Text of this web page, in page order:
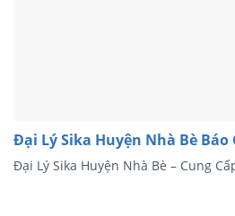
Đại Lý Sika Huyện Nhà Bè Báo
Đại Lý Sika Huyện Nhà Bè – Cung